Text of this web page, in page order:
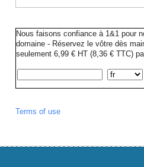
Nous faisons confiance à 1&1 pour
domaine - Réservez le vôtre dès
seulement 6,99 € HT (8,36 € TTC)
Terms of use